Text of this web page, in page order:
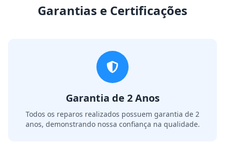
Garantias e Certificações
Garantia de 2 Anos
Todos os reparos realizados possuem garantia de 2
anos, demonstrando nossa confiança na qualidade.